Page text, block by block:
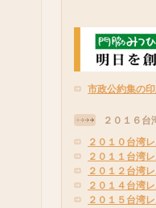
市政公約集の
２０１６台
２０１０台湾
２０１１台湾
２０１２台湾
２０１４台湾
２０１５台湾